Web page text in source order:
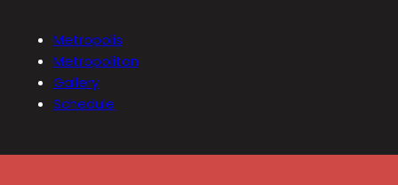
Metropolis
Metropolitan
Gallery
Schedule